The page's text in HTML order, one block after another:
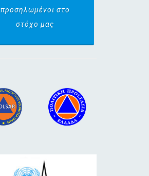
προσηλωμένοι στο
στόχο μας